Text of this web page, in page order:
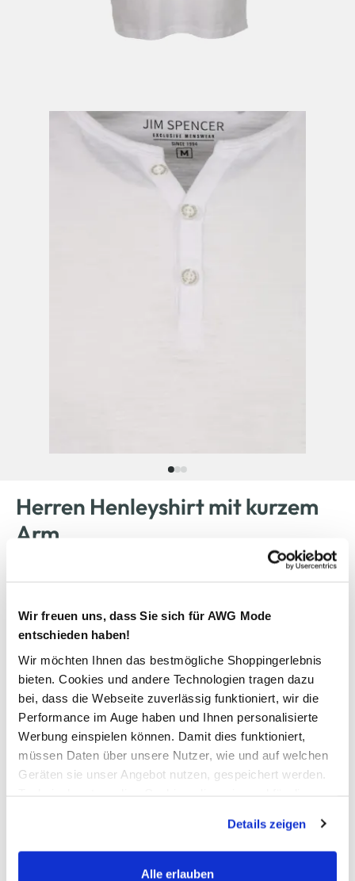
Wir freuen uns, dass Sie sich für AWG Mode
entschieden haben!
Wir möchten Ihnen das bestmögliche Shoppingerlebnis
bieten. Cookies und andere Technologien tragen dazu
bei, dass die Webseite zuverlässig funktioniert, wir die
Performance im Auge haben und Ihnen personalisierte
Werbung einspielen können. Damit dies funktioniert,
müssen Daten über unsere Nutzer, wie und auf welchen
Geräten sie unser Angebot nutzen, gespeichert werden.
werden, werden bei der Nutzung der Webseite auf jeden
Fall gesetzt. Cookies von Drittanbietern für Analyse- oder
Trackingzwecke werden nur dann aktiviert, wenn Sie das
Details zeigen
Alle erlauben
Herren Henleyshirt mit kurzem
Arm
Farbe Weiß
Größe:
L XL
XXXXL
Anzahl:
Verfügbar